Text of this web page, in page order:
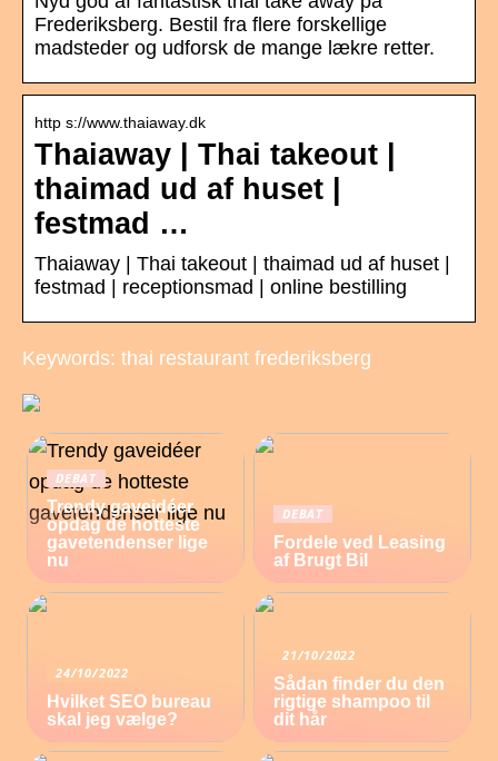
Frederiksberg. Bestil fra flere forskellige
madsteder og udforsk de mange lækre retter.
http s://www.thaiaway.dk
Thaiaway | Thai takeout |
thaimad ud af huset |
festmad …
Thaiaway | Thai takeout | thaimad ud af huset |
festmad | receptionsmad | online bestilling
Keywords: thai restaurant frederiksberg
DEBAT
Trendy gaveidéer
opdag de hotteste
gavetendenser lige
nu
DEBAT
Fordele ved Leasing
af Brugt Bil
24/10/2022
Hvilket SEO bureau
skal jeg vælge?
21/10/2022
Sådan finder du den
rigtige shampoo til
dit hår